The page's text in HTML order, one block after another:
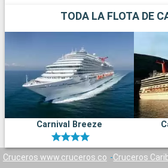
TODA LA FLOTA DE
Carnival Breeze
Cruceros www.cruceros.co Cruceros